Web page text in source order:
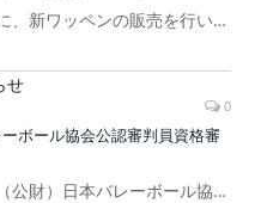
、新ワッペンの販売を行い…
せ
0
ーボール協会公認審判員資格審
公財）日本バレーボール協…